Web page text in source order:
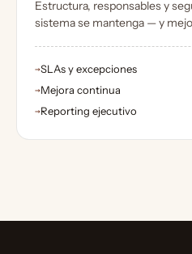
Estructura, responsables y
sistema se mantenga — y
→SLAs y excepciones
→Mejora continua
→Reporting ejecutivo